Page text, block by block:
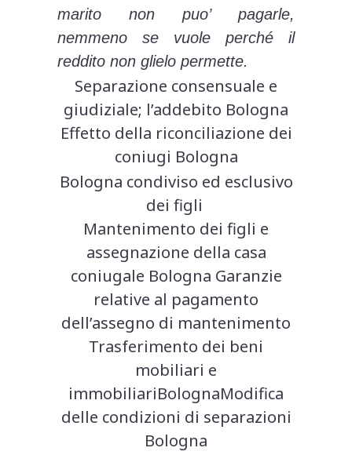
marito non puo’ pagarle,
nemmeno se vuole perché il
reddito non glielo permette.
Separazione consensuale e
giudiziale; l’addebito Bologna
Effetto della riconciliazione dei
coniugi Bologna
Bologna condiviso ed esclusivo
dei figli
Mantenimento dei figli e
assegnazione della casa
coniugale Bologna Garanzie
relative al pagamento
dell’assegno di mantenimento
Trasferimento dei beni
mobiliari e
immobiliariBolognaModifica
delle condizioni di separazioni
Bologna